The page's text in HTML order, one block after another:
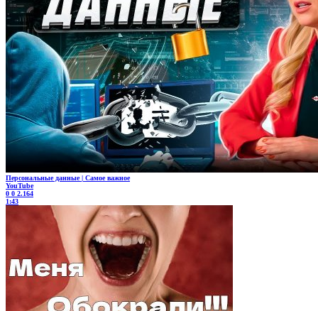
Персональные данные | Самое важное
YouTube
0 0 2.164
1:43